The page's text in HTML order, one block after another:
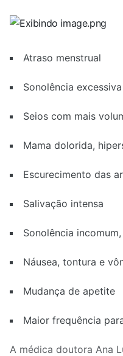
Atraso menstrual
Sonolência excessiva
Seios com mais
Mama dolorida,
Escurecimento das
Salivação intensa
Sonolência
Náusea, tontura e
Mudança de apetite
Maior frequência
A médica doutora Ana